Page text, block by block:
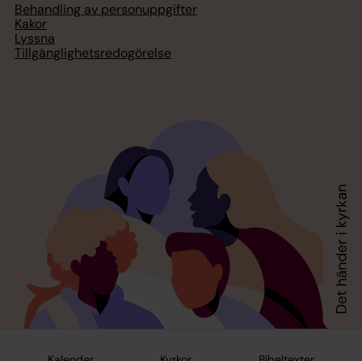
Behandling av personuppgifter
Kakor
Lyssna
Tillgänglighetsredogörelse